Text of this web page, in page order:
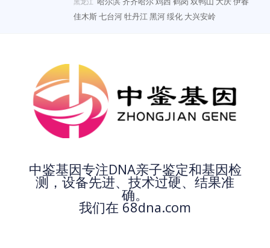
佳木斯七台河牡丹江黑河绥化 大兴安岭
中鉴基因专注DNA亲子鉴定和基因检
测，设备先进、技术过硬、结果准
确。
我们在 68dna.com